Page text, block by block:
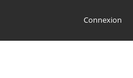
Connexion